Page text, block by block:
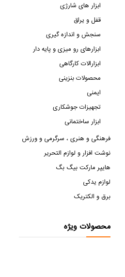
ابزار های شارژی
قفل و یراق
سنجش و اندازه گیری
ابزارهای رو میزی و پایه دار
ابزارالات کارگاهی
محصولات بنزینی
ایمنی
تجهیزات جوشکاری
ابزار ساختمانی
فرهنگی و هنری ، سرگرمی و ورزش
نوشت افزار و لوازم التحریر
هایپر مارکت بیگ بگ
لوازم یدکی
برق و الکتریک
محصولات ویژه